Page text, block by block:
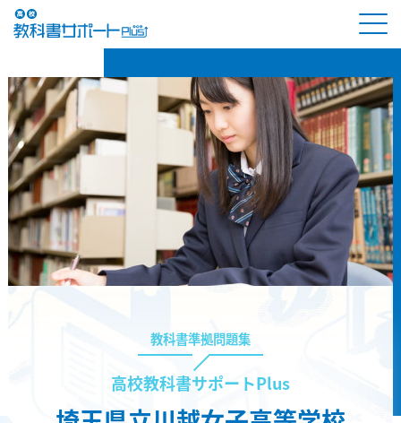
教科書準拠問題集
高校教科書サポートPlus